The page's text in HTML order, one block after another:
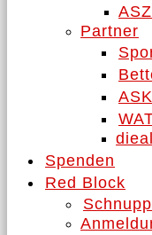
ASZ
Partner
Spenden
Red Block